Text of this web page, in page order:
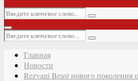
Искать:
Поиск
Основное
меню
Искать:
Поиск
Главная
Новости
Rezvani Beast нового поколения